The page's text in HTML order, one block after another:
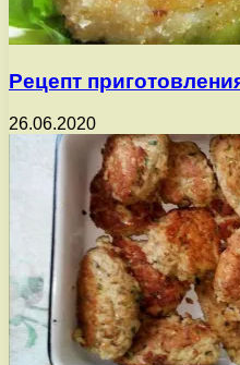
Рецепт
26.06.2020